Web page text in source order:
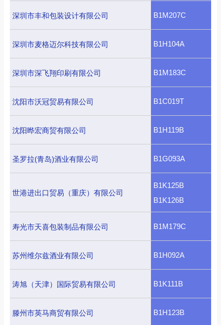
深圳市丰和包装设计有限公司 B1M207C
深圳市麦格迈尔科技有限公司 B1H104A
深圳市深飞翔印刷有限公司 B1M183C
沈阳市沃冠贸易有限公司 B1C019T
沈阳晔宏商贸有限公司 B1H119B
圣罗拉(青岛)酒业有限公司 B1G093A
世港进出口贸易（重庆）有限公司
B1K125B
B1K126B
寿光市天喜包装制品有限公司 B1M179C
苏州维尔兹酒业有限公司 B1H092A
涛旭（天津）国际贸易有限公司 B1K111B
滕州市英马商贸有限公司 B1H123B